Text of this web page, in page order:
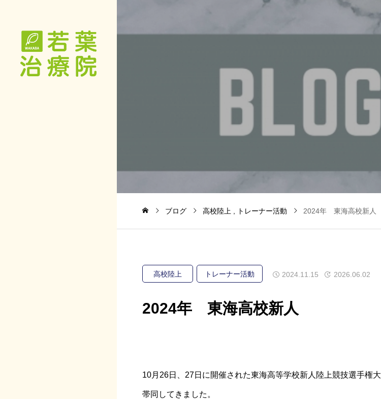
ブログ 高校陸上 トレーナー活動 2024年 東海高校新人
高校陸上 トレーナー活動 2024.11.15 2026.06.02
2024年 東海高校新人
10月26日、27日に開催された東海高等学校新人陸上競技選手権
帯同してきました。